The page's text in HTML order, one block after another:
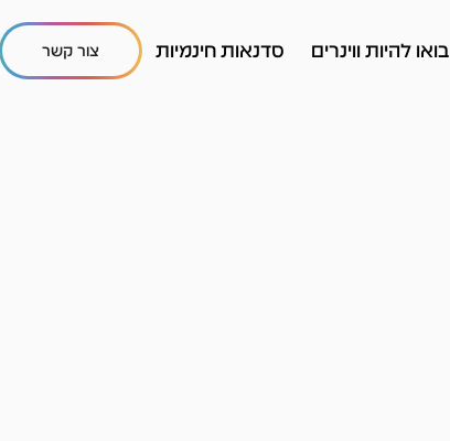
בואו להיות ווינרים סדנאות חינמיות צור קשר